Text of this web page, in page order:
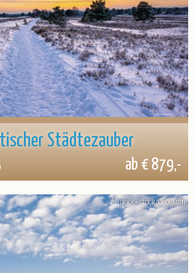
Städtezauber
ab € 879,-
© inexx - stock.adobe.com